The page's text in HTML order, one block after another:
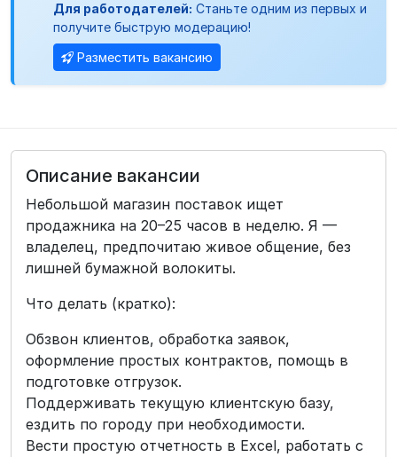
Для работодателей: Станьте одним из первых и
получите быструю модерацию!
Разместить вакансию
Описание вакансии
Небольшой магазин поставок ищет
продажника на 20–25 часов в неделю. Я —
владелец, предпочитаю живое общение, без
лишней бумажной волокиты.
Что делать (кратко):
Обзвон клиентов, обработка заявок,
оформление простых контрактов, помощь в
подготовке отгрузок.
Поддерживать текущую клиентскую базу,
ездить по городу при необходимости.
Вести простую отчетность в Excel, работать с